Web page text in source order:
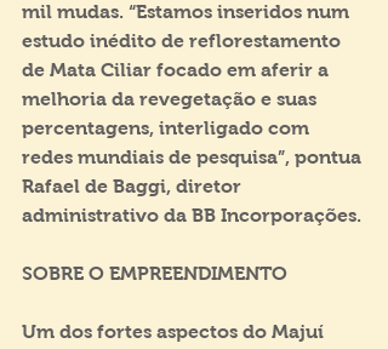
mil mudas. “Estamos inseridos num
estudo inédito de reflorestamento
de Mata Ciliar focado em aferir a
melhoria da revegetação e suas
percentagens, interligado com
redes mundiais de pesquisa”, pontua
Rafael de Baggi, diretor
administrativo da BB Incorporações.
SOBRE O EMPREENDIMENTO
Um dos fortes aspectos do Majuí